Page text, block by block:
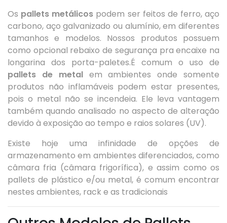
Os pallets metálicos podem ser feitos de ferro, aço
carbono, aço galvanizado ou alumínio, em diferentes
tamanhos e modelos. Nossos produtos possuem
como opcional rebaixo de segurança pra encaixe na
longarina dos porta-paletes.É comum o uso de
pallets de metalem ambientes onde somente
produtos não inflamáveis podem estar presentes,
pois o metal não se incendeia. Ele leva vantagem
também quando analisado no aspecto de alteração
devido à exposição ao tempo e raios solares (UV).
Existe hoje uma infinidade de opções de
armazenamento em ambientes diferenciados, como
câmara fria (câmara frigorífica), e assim como os
pallets de plástico e/ou metal, é comum encontrar
nestes ambientes, rack e as tradicionais